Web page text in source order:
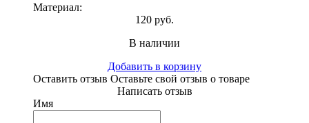
Материал:
120 руб.
В наличии
Добавить в корзину
Оставить отзыв Оставьте свой отзыв о товаре
Написать отзыв
Имя